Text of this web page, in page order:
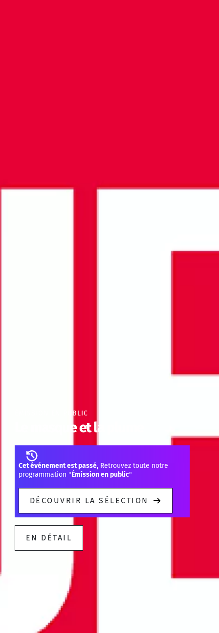
ÉMISSION EN PUBLIC
Le masque et la plume
Cet événement est passé, Retrouvez toute notre
programmation "Émission en public"
DÉCOUVRIR LA SÉLECTION
EN DÉTAIL